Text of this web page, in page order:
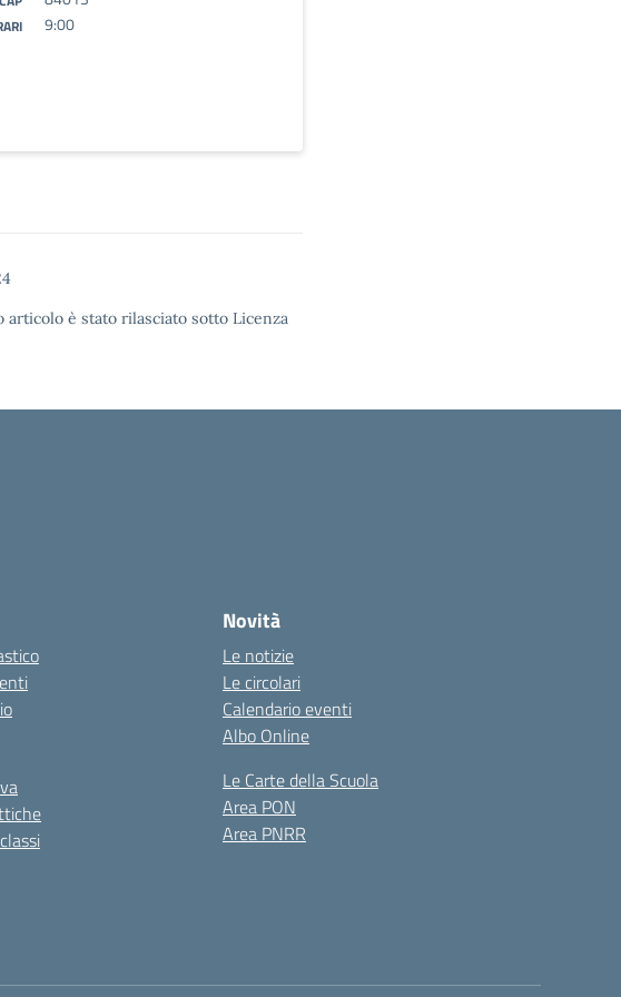
9:00
articolo è stato rilasciato sotto Licenza
Novità
Le notizie
Le circolari
Calendario eventi
Albo Online
Le Carte della Scuola
Area PON
Area PNRR